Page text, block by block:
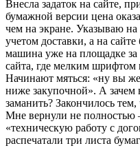
Внесла задаток на сайте,
бумажной версии цена
чем на экране. Указываю
учетом доставки, а на
машина уже на площадке
сайта, где мелким шрифтом
Начинают мяться: «ну вы
ниже закупочной». А
заманить? Закончилось
Мне вернули не полностью
«техническую работу с
распечатали три листа